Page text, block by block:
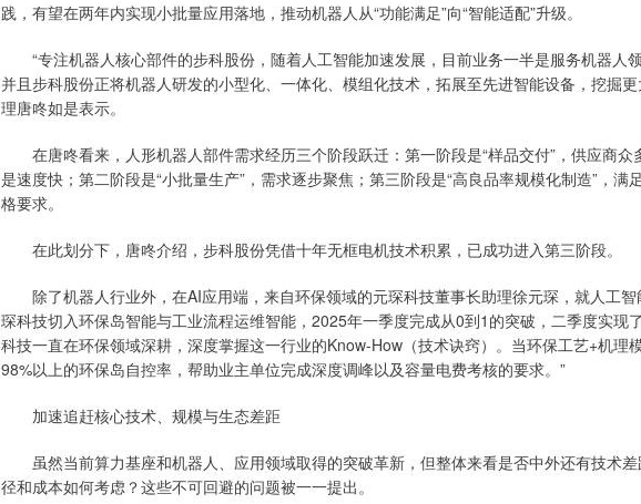
践，有望在两年内实现小批量应用落地，推动机器人从“功能满足”向“智能适配”升级。
“专注机器人核心部件的步科股份，随着人工智能加速发展，目前业务一半是服务机器人领
并且步科股份正将机器人研发的小型化、一体化、模组化技术，拓展至先进智能设备，挖掘
理唐咚如是表示。
在唐咚看来，人形机器人部件需求经历三个阶段跃迁：第一阶段是“样品交付”，供应商众
是速度快；第二阶段是“小批量生产”，需求逐步聚焦；第三阶段是“高良品率规模化制造”，
格要求。
在此划分下，唐咚介绍，步科股份凭借十年无框电机技术积累，已成功进入第三阶段。
除了机器人行业外，在AI应用端，来自环保领域的元琛科技董事长助理徐元琛，就人工
琛科技切入环保岛智能与工业流程运维智能，2025年一季度完成从0到1的突破，二季度实现
科技一直在环保领域深耕，深度掌握这一行业的Know-How（技术诀窍）。当环保工艺+机理
98%以上的环保岛自控率，帮助业主单位完成深度调峰以及容量电费考核的要求。”
加速追赶核心技术、规模与生态差距
虽然当前算力基座和机器人、应用领域取得的突破革新，但整体来看是否中外还有技术差
径和成本如何考虑？这些不可回避的问题被一一提出。